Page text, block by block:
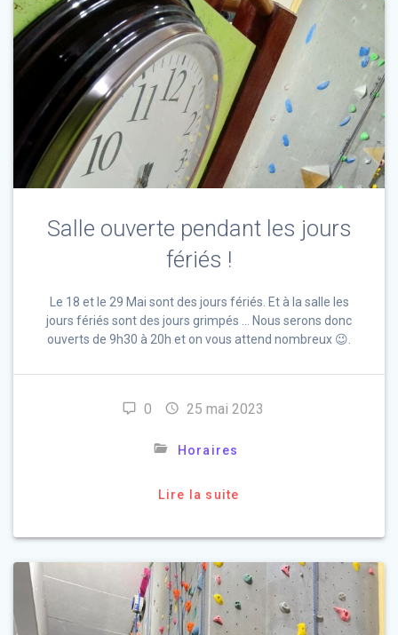
Salle ouverte pendant les jours
fériés !
Le 18 et le 29 Mai sont des jours fériés. Et à la salle les
jours fériés sont des jours grimpés … Nous serons donc
ouverts de 9h30 à 20h et on vous attend nombreux 😉.
0 25 mai 2023
Horaires
Lire la suite